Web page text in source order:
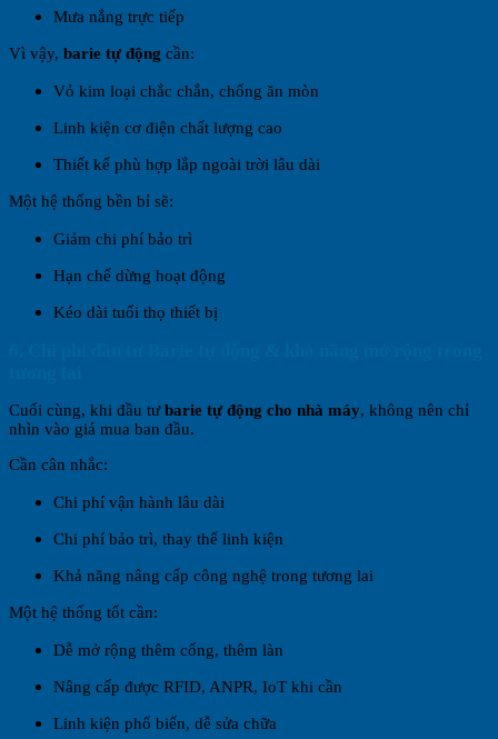
Mưa nắng trực tiếp
Vì vậy, barie tự động cần:
Vỏ kim loại chắc chắn, chống ăn mòn
Linh kiện cơ điện chất lượng cao
Thiết kế phù hợp lắp ngoài trời lâu dài
Một hệ thống bền bỉ sẽ:
Giảm chi phí bảo trì
Hạn chế dừng hoạt động
Kéo dài tuổi thọ thiết bị
Cuối cùng, khi đầu tưbarie tự động cho nhà máy, không nên chỉ
nhìn vào giá mua ban đầu.
Cần cân nhắc:
Chi phí vận hành lâu dài
Chi phí bảo trì, thay thế linh kiện
Khả năng nâng cấp công nghệ trong tương lai
Một hệ thống tốt cần:
Dễ mở rộng thêm cổng, thêm làn
Nâng cấp được RFID, ANPR, IoT khi cần
Linh kiện phổ biến, dễ sửa chữa